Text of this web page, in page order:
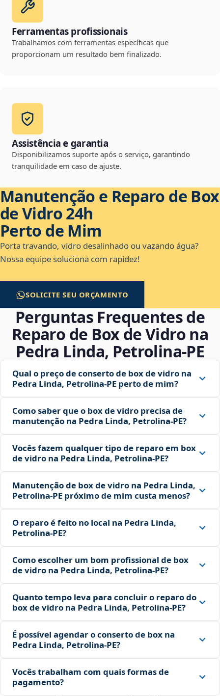
Ferramentas profissionais
Trabalhamos com ferramentas específicas que
proporcionam um resultado bem finalizado.
Assistência e garantia
Disponibilizamos suporte após o serviço, garantindo
tranquilidade em caso de ajuste.
Manutenção e Reparo de Box
de Vidro 24h
Perto de Mim
Porta travando, vidro desalinhado ou vazando água?
Nossa equipe soluciona com rapidez!
SOLICITE SEU ORÇAMENTO
Perguntas Frequentes de
Reparo de Box de Vidro na
Pedra Linda, Petrolina‑PE
Qual o preço de conserto de box de vidro na
Pedra Linda, Petrolina‑PE perto de mim?
Como saber que o box de vidro precisa de
manutenção na Pedra Linda, Petrolina‑PE?
Vocês fazem qualquer tipo de reparo em box
de vidro na Pedra Linda, Petrolina‑PE?
Manutenção de box de vidro na Pedra Linda,
Petrolina‑PE próximo de mim custa menos?
O reparo é feito no local na Pedra Linda,
Petrolina‑PE?
Como escolher um bom profissional de box
de vidro na Pedra Linda, Petrolina‑PE?
Quanto tempo leva para concluir o reparo do
box de vidro na Pedra Linda, Petrolina‑PE?
É possível agendar o conserto de box na
Pedra Linda, Petrolina‑PE?
Vocês trabalham com quais formas de
pagamento?